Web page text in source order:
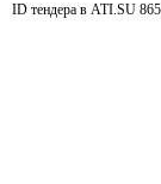
ID тендера в ATI.SU